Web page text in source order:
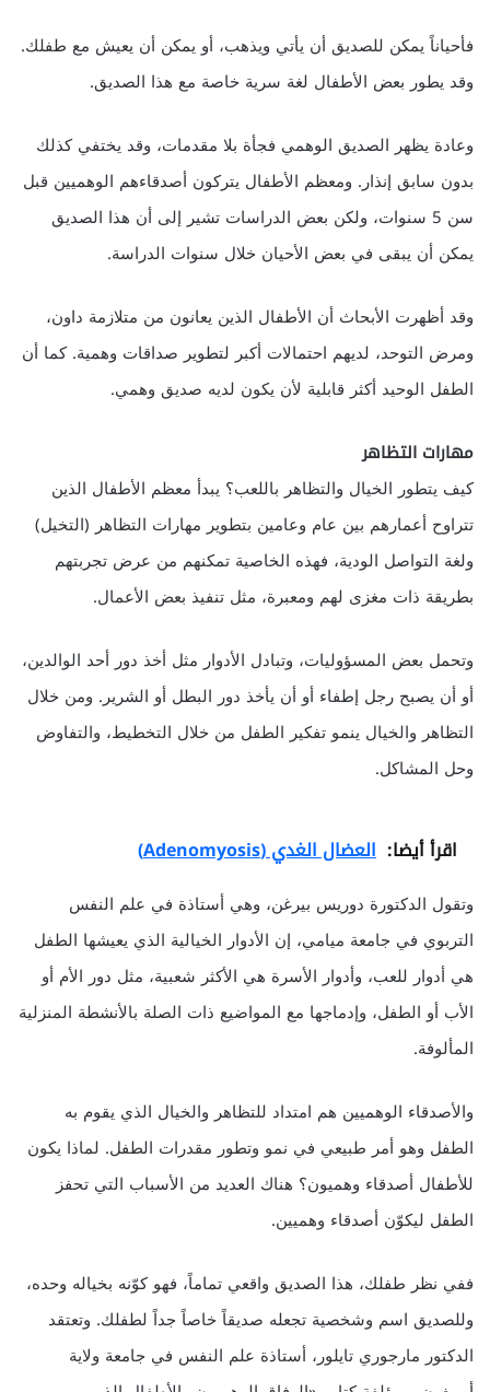
فأحياناً يمكن للصديق أن يأتي ويذهب، أو يمكن أن يعيش مع طفلك.
وقد يطور بعض الأطفال لغة سرية خاصة مع هذا الصديق.
وعادة يظهر الصديق الوهمي فجأة بلا مقدمات، وقد يختفي كذلك
بدون سابق إنذار. ومعظم الأطفال يتركون أصدقاءهم الوهميين قبل
سن 5 سنوات، ولكن بعض الدراسات تشير إلى أن هذا الصديق
يمكن أن يبقى في بعض الأحيان خلال سنوات الدراسة.
وقد أظهرت الأبحاث أن الأطفال الذين يعانون من متلازمة داون،
ومرض التوحد، لديهم احتمالات أكبر لتطوير صداقات وهمية. كما أن
الطفل الوحيد أكثر قابلية لأن يكون لديه صديق وهمي.
مهارات التظاهر
كيف يتطور الخيال والتظاهر باللعب؟ يبدأ معظم الأطفال الذين
تتراوح أعمارهم بين عام وعامين بتطوير مهارات التظاهر (التخيل)
ولغة التواصل الودية، فهذه الخاصية تمكنهم من عرض تجربتهم
بطريقة ذات مغزى لهم ومعبرة، مثل تنفيذ بعض الأعمال.
وتحمل بعض المسؤوليات، وتبادل الأدوار مثل أخذ دور أحد الوالدين،
أو أن يصبح رجل إطفاء أو أن يأخذ دور البطل أو الشرير. ومن خلال
التظاهر والخيال ينمو تفكير الطفل من خلال التخطيط، والتفاوض
وحل المشاكل.
اقرأ أيضا: العضال الغدي (Adenomyosis)
وتقول الدكتورة دوريس بيرغن، وهي أستاذة في علم النفس
التربوي في جامعة ميامي، إن الأدوار الخيالية الذي يعيشها الطفل
هي أدوار للعب، وأدوار الأسرة هي الأكثر شعبية، مثل دور الأم أو
الأب أو الطفل، وإدماجها مع المواضيع ذات الصلة بالأنشطة المنزلية
المألوفة.
والأصدقاء الوهميين هم امتداد للتظاهر والخيال الذي يقوم به
الطفل وهو أمر طبيعي في نمو وتطور مقدرات الطفل. لماذا يكون
للأطفال أصدقاء وهميون؟ هناك العديد من الأسباب التي تحفز
الطفل ليكوّن أصدقاء وهميين.
ففي نظر طفلك، هذا الصديق واقعي تماماً، فهو كوّنه بخياله وحده،
وللصديق اسم وشخصية تجعله صديقاً خاصاً جداً لطفلك. وتعتقد
الدكتور مارجوري تايلور، أستاذة علم النفس في جامعة ولاية